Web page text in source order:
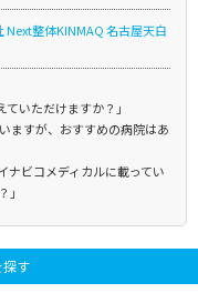
Next整体KINMAQ 名古屋天白
いただけますか？」
ますが、おすすめの病院はあ
ナビコメディカルに載ってい
探す